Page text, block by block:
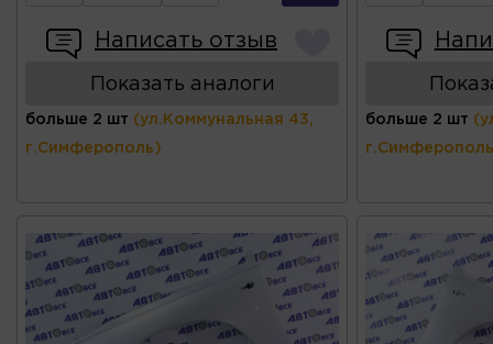
Написать отзыв
Показать аналоги
больше 2 шт (ул.Коммунальная 43,
г.Симферополь)
больше 2 шт